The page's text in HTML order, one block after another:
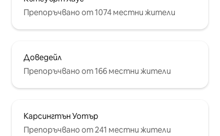
Препоръчвано от 1074 местни жители
Доведейл
Препоръчвано от 166 местни жители
Карсингтън Уотър
Препоръчвано от 241 местни жители